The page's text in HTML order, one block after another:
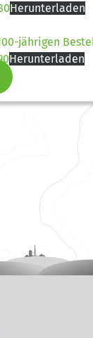
Herunterladen
jährigen
Herunterladen